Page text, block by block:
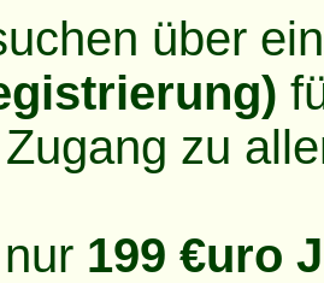
über
Zugang zu
199 €uro